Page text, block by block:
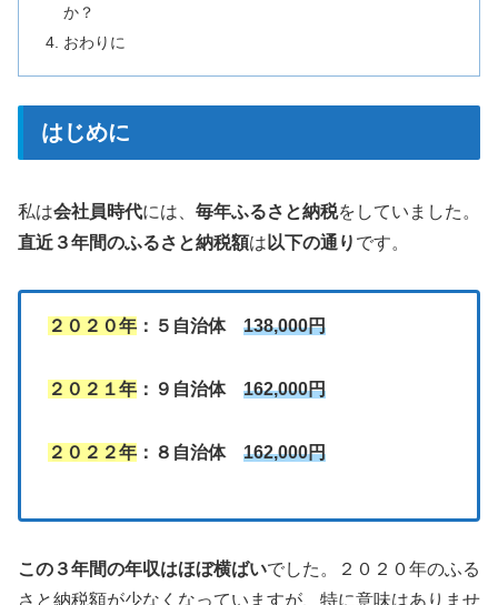
か？
おわりに
はじめに
私は会社員時代には、 毎年ふるさと納税をしていました。
直近３年間のふるさと納税額は 以下の通り です。
２０２０年 ：５自治体 138,000円
２０２１年 ：９自治体 162,000円
２０２２年 ：８自治体 162,000円
この３年間の年収はほぼ横ばいでした。２０２０年のふる
さと納税額が少なくなっていますが、特に意味はありませ